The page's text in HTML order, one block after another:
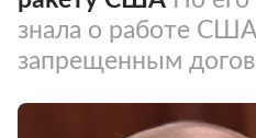
знала о работе
запрещенным